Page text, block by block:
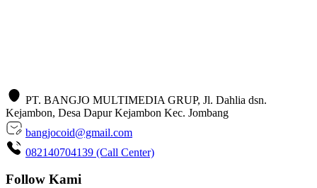
PT. BANGJO MULTIMEDIA GRUP, Jl. Dahlia dsn.
Kejambon, Desa Dapur Kejambon Kec. Jombang
bangjocoid@gmail.com
082140704139 (Call Center)
Follow Kami